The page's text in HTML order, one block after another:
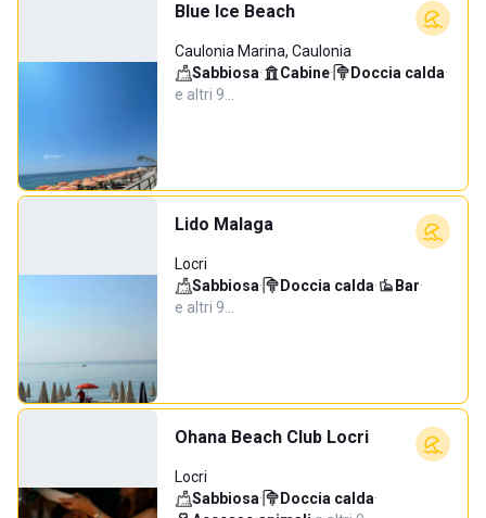
Blue Ice Beach
Caulonia Marina, Caulonia
Sabbiosa· Cabine· Doccia calda·
e altri 9…
Lido Malaga
Locri
Sabbiosa· Doccia calda· Bar·
e altri 9…
Ohana Beach Club Locri
Locri
Sabbiosa· Doccia calda·